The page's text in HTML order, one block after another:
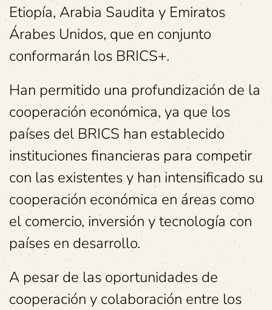
Etiopía, Arabia Saudita y Emiratos
Árabes Unidos, que en conjunto
conformarán los BRICS+.
Han permitido una profundización de la
cooperación económica, ya que los
países del BRICS han establecido
instituciones financieras para competir
con las existentes y han intensificado su
cooperación económica en áreas como
el comercio, inversión y tecnología con
países en desarrollo.
A pesar de las oportunidades de
cooperación y colaboración entre los